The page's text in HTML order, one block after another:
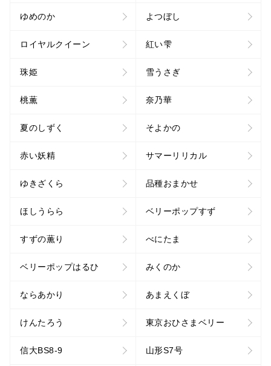
ゆめのか よつぼし
ロイヤルクイーン 紅い雫
珠姫 雪うさぎ
桃薫 奈乃華
夏のしずく そよかの
赤い妖精 サマーリリカル
ゆきざくら 品種おまかせ
ほしうらら ベリーポップすず
すずの薫り べにたま
ベリーポップはるひ みくのか
ならあかり あまえくぼ
けんたろう 東京おひさまベリー
信大BS8-9 山形S7号